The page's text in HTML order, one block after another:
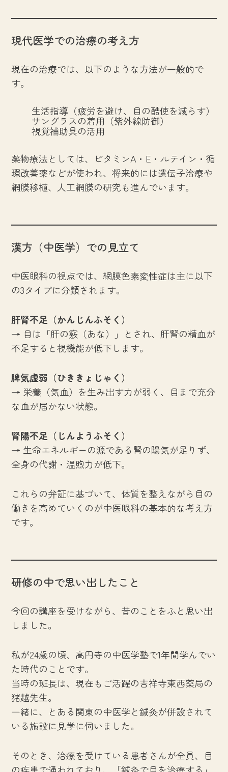
現代医学での治療の考え方
現在の治療では、以下のような方法が一般的で
す。
生活指導（疲労を避け、目の酷使を減らす）
サングラスの着用（紫外線防御）
視覚補助具の活用
薬物療法としては、ビタミンA・E・ルテイン・循
環改善薬などが使われ、将来的には遺伝子治療や
網膜移植、人工網膜の研究も進んでいます。
漢方（中医学）での見立て
中医眼科の視点では、網膜色素変性症は主に以下
の3タイプに分類されます。
肝腎不足（かんじんふそく）
→ 目は「肝の竅（あな）」とされ、肝腎の精血が
不足すると視機能が低下します。
脾気虚弱（ひききょじゃく）
→ 栄養（気血）を生み出す力が弱く、目まで充分
な血が届かない状態。
腎陽不足（じんようふそく）
→ 生命エネルギーの源である腎の陽気が足りず、
全身の代謝・温煦力が低下。
これらの弁証に基づいて、体質を整えながら目の
働きを高めていくのが中医眼科の基本的な考え方
です。
研修の中で思い出したこと
今回の講座を受けながら、昔のことをふと思い出
しました。
私が24歳の頃、高円寺の中医学塾で1年間学んでい
た時代のことです。
当時の班長は、現在もご活躍の吉祥寺東西薬局の
猪越先生。
一緒に、とある関東の中医学と鍼灸が併設されて
いる施設に見学に伺いました。
そのとき、治療を受けている患者さんが全員、目
の疾患で通われており、「鍼灸で目を治療する」